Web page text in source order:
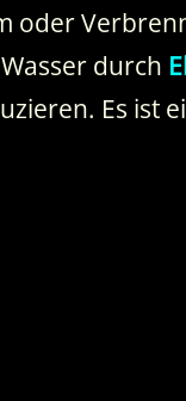
oder
durch
Es ist